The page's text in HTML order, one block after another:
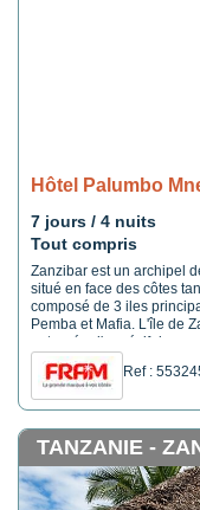
Hôtel Palumbo
7 jours / 4 nuits
Tout compris
Zanzibar est un archipel
situé en face des côtes
composé de 3 iles
Pemba et Mafia. L'île de
entourée d'un récif de
baignade et la plongée y
expériences relaxantes et
plus aventuriers, l'île de
vaste choix ...
Ref :
TANZANIE -